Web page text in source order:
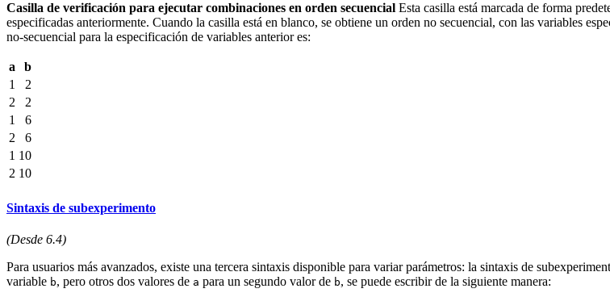
Casilla de verificación para ejecutar combinaciones en orden secuencial Esta casilla está marcada de forma
especificadas anteriormente. Cuando la casilla está en blanco, se obtiene un orden no secuencial, con las variables
no-secuencial para la especificación de variables anterior es:
a
b
1
2
2
2
1
6
2
6
1 10
2 10
Sintaxis de subexperimento
(Desde 6.4)
Para usuarios más avanzados, existe una tercera sintaxis disponible para variar parámetros: la sintaxis de
variable b, pero otros dos valores de a para un segundo valor de b, se puede escribir de la siguiente manera: